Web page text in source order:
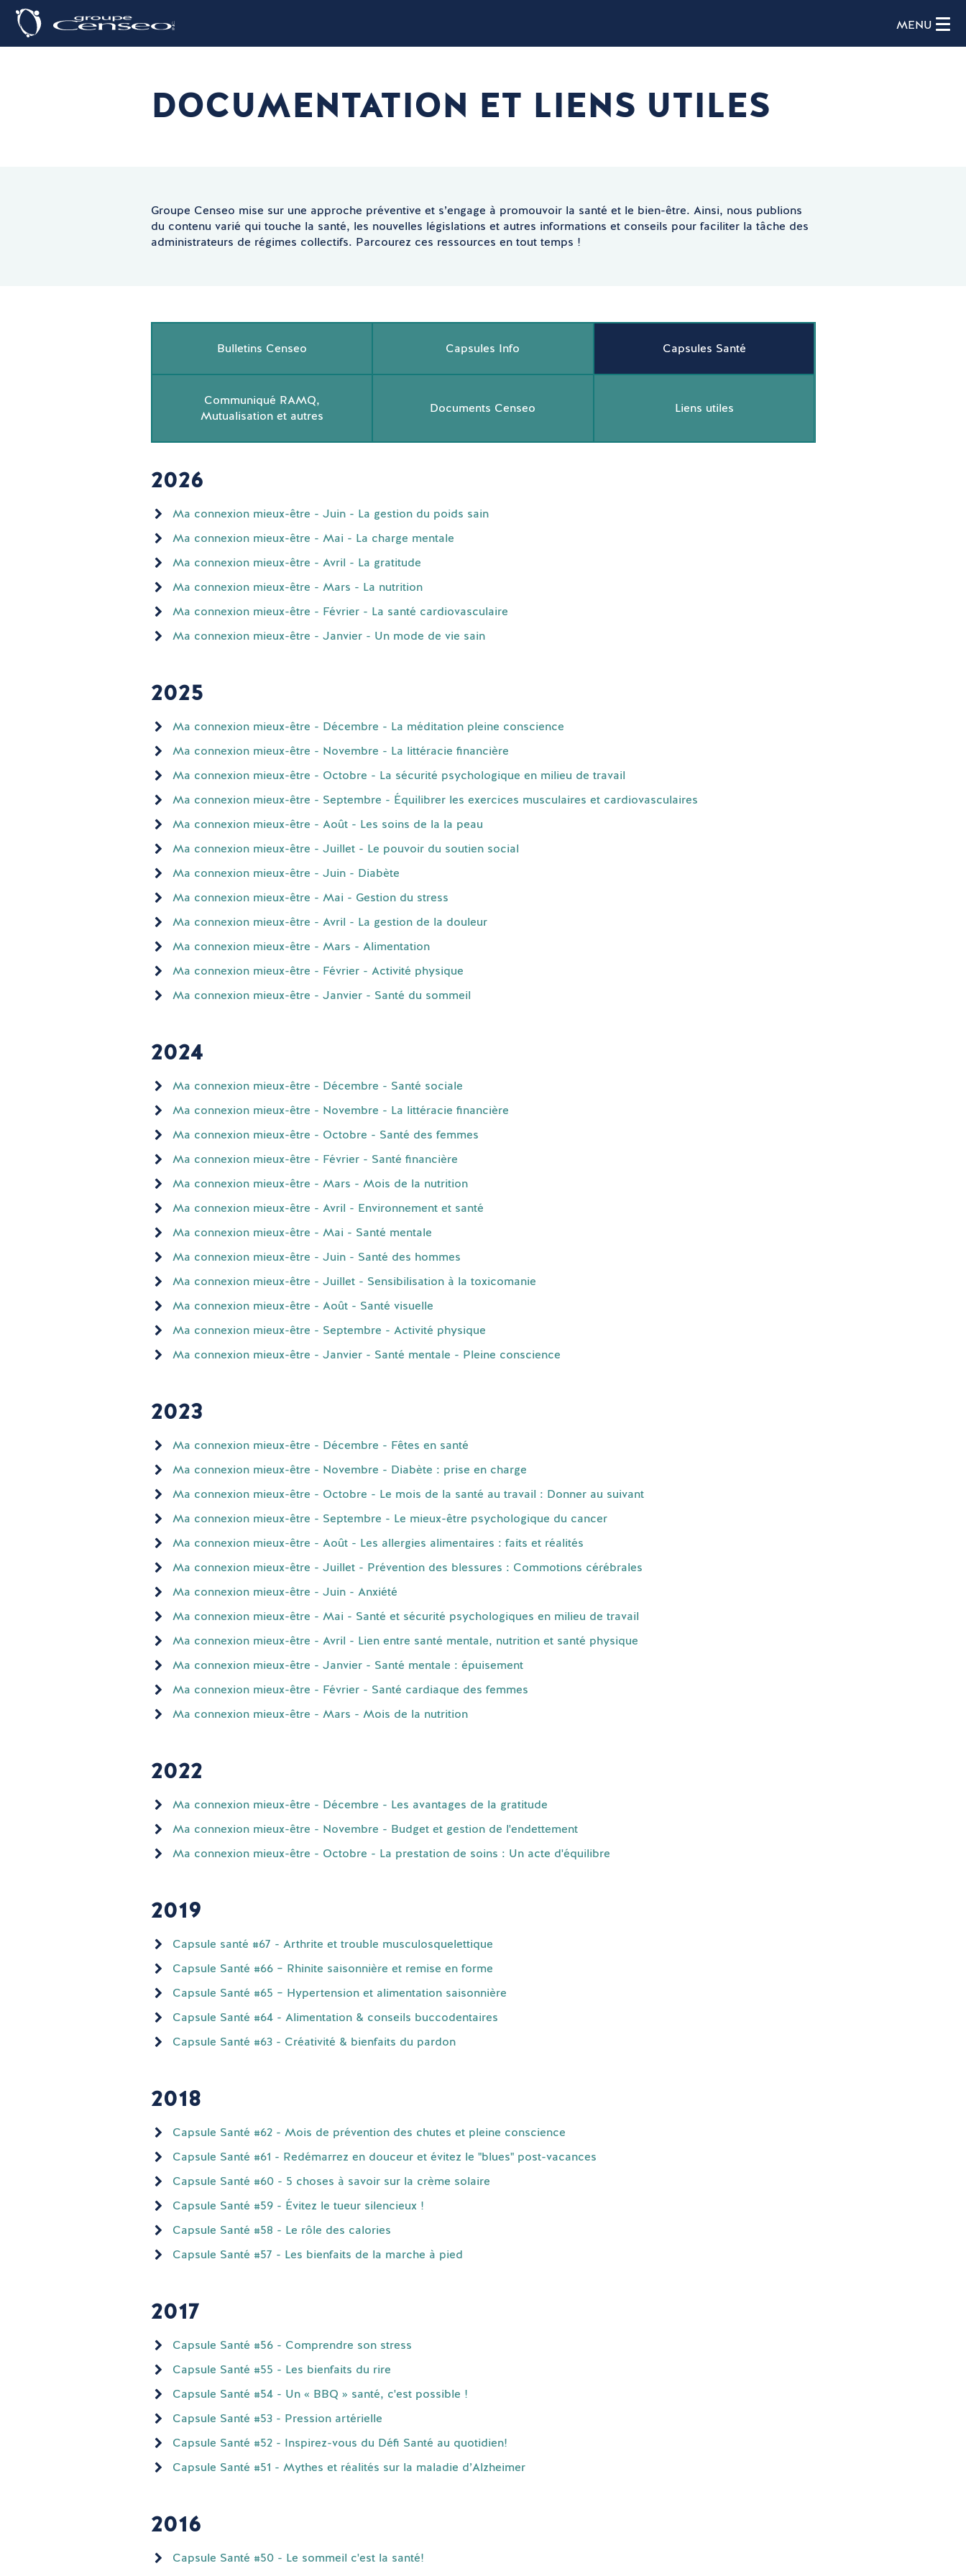
MENU
DOCUMENTATION ET LIENS UTILES
Groupe Censeo mise sur une approche préventive et s’engage à promouvoir la santé et le bien-être. Ainsi, nous publions
du contenu varié qui touche la santé, les nouvelles législations et autres informations et conseils pour faciliter la tâche des
administrateurs de régimes collectifs. Parcourez ces ressources en tout temps !
Bulletins Censeo Capsules Info Capsules Santé
Communiqué RAMQ,
Mutualisation et autres
Documents Censeo Liens utiles
2026
Ma connexion mieux-être - Juin - La gestion du poids sain
Ma connexion mieux-être - Mai - La charge mentale
Ma connexion mieux-être - Avril - La gratitude
Ma connexion mieux-être - Mars - La nutrition
Ma connexion mieux-être - Février - La santé cardiovasculaire
Ma connexion mieux-être - Janvier - Un mode de vie sain
2025
Ma connexion mieux-être - Décembre - La méditation pleine conscience
Ma connexion mieux-être - Novembre - La littéracie financière
Ma connexion mieux-être - Octobre - La sécurité psychologique en milieu de travail
Ma connexion mieux-être - Septembre - Équilibrer les exercices musculaires et cardiovasculaires
Ma connexion mieux-être - Août - Les soins de la la peau
Ma connexion mieux-être - Juillet - Le pouvoir du soutien social
Ma connexion mieux-être - Juin - Diabète
Ma connexion mieux-être - Mai - Gestion du stress
Ma connexion mieux-être - Avril - La gestion de la douleur
Ma connexion mieux-être - Mars - Alimentation
Ma connexion mieux-être - Février - Activité physique
Ma connexion mieux-être - Janvier - Santé du sommeil
2024
Ma connexion mieux-être - Décembre - Santé sociale
Ma connexion mieux-être - Novembre - La littéracie financière
Ma connexion mieux-être - Octobre - Santé des femmes
Ma connexion mieux-être - Février - Santé financière
Ma connexion mieux-être - Mars - Mois de la nutrition
Ma connexion mieux-être - Avril - Environnement et santé
Ma connexion mieux-être - Mai - Santé mentale
Ma connexion mieux-être - Juin - Santé des hommes
Ma connexion mieux-être - Juillet - Sensibilisation à la toxicomanie
Ma connexion mieux-être - Août - Santé visuelle
Ma connexion mieux-être - Septembre - Activité physique
Ma connexion mieux-être - Janvier - Santé mentale - Pleine conscience
2023
Ma connexion mieux-être - Décembre - Fêtes en santé
Ma connexion mieux-être - Novembre - Diabète : prise en charge
Ma connexion mieux-être - Octobre - Le mois de la santé au travail : Donner au suivant
Ma connexion mieux-être - Septembre - Le mieux-être psychologique du cancer
Ma connexion mieux-être - Août - Les allergies alimentaires : faits et réalités
Ma connexion mieux-être - Juillet - Prévention des blessures : Commotions cérébrales
Ma connexion mieux-être - Juin - Anxiété
Ma connexion mieux-être - Mai - Santé et sécurité psychologiques en milieu de travail
Ma connexion mieux-être - Avril - Lien entre santé mentale, nutrition et santé physique
Ma connexion mieux-être - Janvier - Santé mentale : épuisement
Ma connexion mieux-être - Février - Santé cardiaque des femmes
Ma connexion mieux-être - Mars - Mois de la nutrition
2022
Ma connexion mieux-être - Décembre - Les avantages de la gratitude
Ma connexion mieux-être - Novembre - Budget et gestion de l'endettement
Ma connexion mieux-être - Octobre - La prestation de soins : Un acte d'équilibre
2019
Capsule santé #67 - Arthrite et trouble musculosquelettique
Capsule Santé #66 – Rhinite saisonnière et remise en forme
Capsule Santé #65 – Hypertension et alimentation saisonnière
Capsule Santé #64 - Alimentation & conseils buccodentaires
Capsule Santé #63 - Créativité & bienfaits du pardon
2018
Capsule Santé #62 - Mois de prévention des chutes et pleine conscience
Capsule Santé #61 - Redémarrez en douceur et évitez le "blues" post-vacances
Capsule Santé #60 - 5 choses à savoir sur la crème solaire
Capsule Santé #59 - Évitez le tueur silencieux !
Capsule Santé #58 - Le rôle des calories
Capsule Santé #57 - Les bienfaits de la marche à pied
2017
Capsule Santé #56 - Comprendre son stress
Capsule Santé #55 - Les bienfaits du rire
Capsule Santé #54 - Un « BBQ » santé, c'est possible !
Capsule Santé #53 - Pression artérielle
Capsule Santé #52 - Inspirez-vous du Défi Santé au quotidien!
Capsule Santé #51 - Mythes et réalités sur la maladie d’Alzheimer
2016
Capsule Santé #50 - Le sommeil c'est la santé!